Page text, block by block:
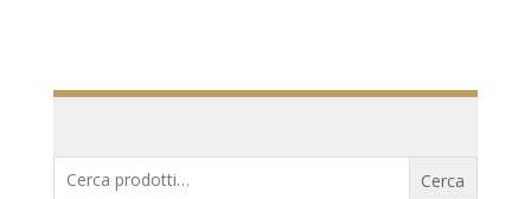
Cerca:
Cerca